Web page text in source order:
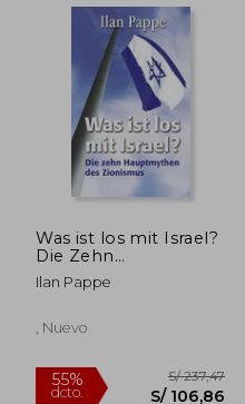
Was ist los mit Israel?
Die Zehn
Hauptmythen des
Zionismus (en
Ilan Pappe
, Nuevo